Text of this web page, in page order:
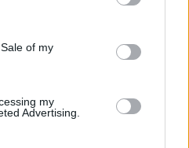
of my
my
Advertising.